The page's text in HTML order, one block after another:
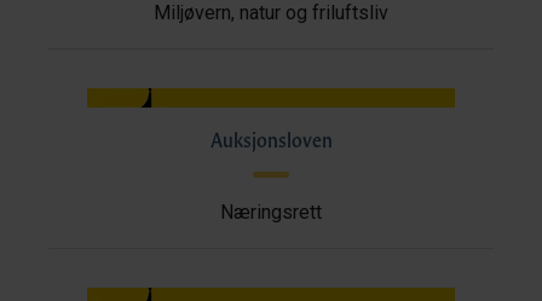
Miljøvern, natur og friluftsliv
Auksjonsloven
Næringsrett